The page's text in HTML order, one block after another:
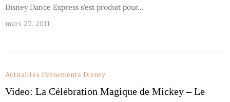
Disney Dance Express s’est produit pour…
mars 27, 2011
Actualités Evènements Disney
Video: La Célébration Magique de Mickey – Le